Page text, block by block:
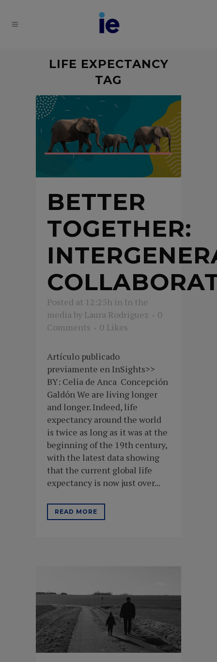
LIFE EXPECTANCY
TAG
BETTER
TOGETHER:
Posted at 12:25h in In the
media by Laura Rodriguez
0
Comments
0 Likes
Artículo publicado
previamente en InSights>>
BY: Celia de Anca Concepción
Galdón We are living longer
and longer. Indeed, life
expectancy around the world
is twice as long as it was at the
beginning of the 19th century,
with the latest data showing
that the current global life
expectancy is now just over...
READ MORE